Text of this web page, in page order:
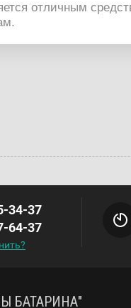
отличным
34-37
64-37
БАТАРИНА"